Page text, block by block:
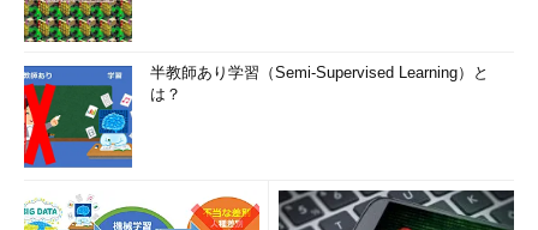
半教師あり学習（Semi-Supervised Learning）と
は？